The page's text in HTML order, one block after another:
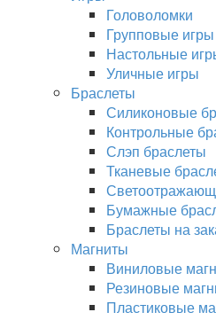
Головоломки
Групповые игры
Настольные
Уличные игры
Браслеты
Силиконовые
Контрольные
Слэп браслеты
Тканевые
Бумажные
Браслеты на
Магниты
Виниловые
Резиновые
Пластиковые